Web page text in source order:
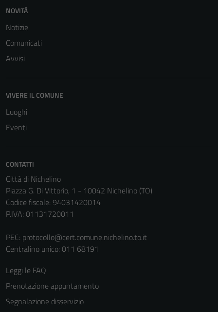
NOVITÀ
Notizie
Comunicati
Avvisi
VIVERE IL COMUNE
Luoghi
Eventi
CONTATTI
Città di Nichelino
Piazza G. Di Vittorio, 1 - 10042 Nichelino (TO)
Codice fiscale: 94031420014
P.IVA: 01131720011
PEC: protocollo@cert.comune.nichelino.to.it
Centralino unico: 011 68191
Leggi le FAQ
Prenotazione appuntamento
Segnalazione disservizio
sono necessari